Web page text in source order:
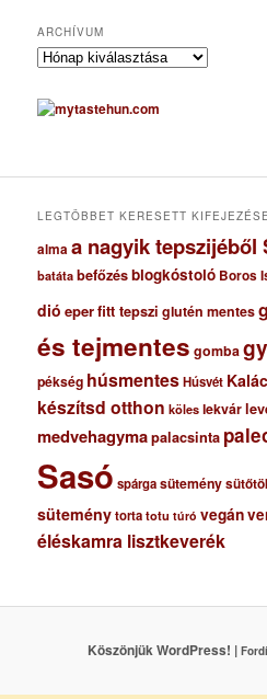
ARCHÍVUM
A
c
h
u
LEGTÖBBET KERESETT
almaa nagyik tepszijéből
batáta befőzésblogkóstoló Boros
dió eperfitt tepszi glutén mentes
és tejmentes gomba
pékség húsmentesHúsvét
készítsd otthon köles lekvár
medvehagymapalacsinta
Sasó spárgasütemény
süteménytorta totu túró vegán
éléskamra lisztkeverék
Köszönjük WordPress! |